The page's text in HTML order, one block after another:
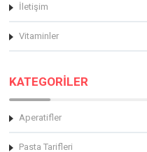
İletişim
Vitaminler
KATEGORİLER
Aperatifler
Pasta Tarifleri